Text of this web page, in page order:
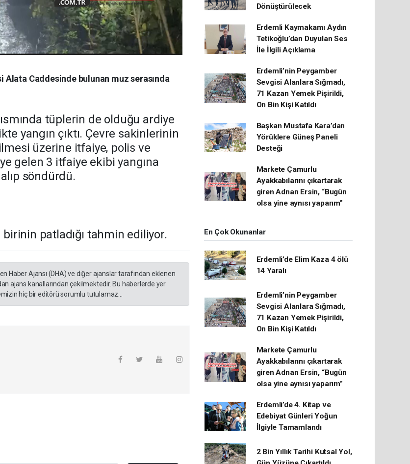
Alata Caddesinde bulunan muz serasında
tüplerin de olduğu ardiye
yangın çıktı. Çevre sakinlerinin
üzerine itfaiye, polis ve
gelen 3 itfaiye ekibi yangına
söndürdü.
patladığı tahmin ediliyor.
Haber Ajansı (DHA) ve diğer ajanslar tarafından eklenen
ajans kanallarından çekilmektedir. Bu haberlerde yer
hiç bir editörü sorumlu tutulamaz...
Dönüştürülecek
Erdemli Kaymakamı Aydın
Tetikoğlu’dan Duyulan Ses
İle İlgili Açıklama
Erdemli’nin Peygamber
Sevgisi Alanlara Sığmadı,
71 Kazan Yemek Pişirildi,
On Bin Kişi Katıldı
Başkan Mustafa Kara’dan
Yörüklere Güneş Paneli
Desteği
Markete Çamurlu
Ayakkabılarını çıkartarak
giren Adnan Ersin, “Bugün
olsa yine aynısı yaparım”
En Çok Okunanlar
Erdemli’de Elim Kaza 4 ölü
14 Yaralı
Erdemli’nin Peygamber
Sevgisi Alanlara Sığmadı,
71 Kazan Yemek Pişirildi,
On Bin Kişi Katıldı
Markete Çamurlu
Ayakkabılarını çıkartarak
giren Adnan Ersin, “Bugün
olsa yine aynısı yaparım”
Erdemli’de 4. Kitap ve
Edebiyat Günleri Yoğun
İlgiyle Tamamlandı
2 Bin Yıllık Tarihi Kutsal Yol,